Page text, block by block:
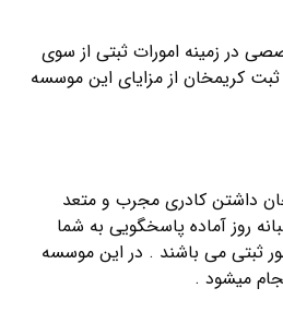
در زمینه امورات ثبتی از سوی
کریمخان از مزایای این موسسه
داشتن کادری مجرب و متعد
روز آماده پاسخگویی به شما
ثبتی می باشند . در این موسسه
میشود .